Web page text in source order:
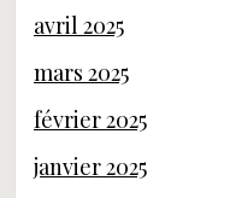
avril 2025
mars 2025
février 2025
janvier 2025